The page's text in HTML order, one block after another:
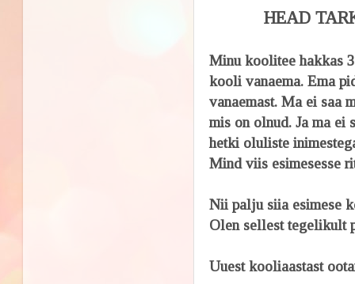
HEAD
Minu koolitee hakkas
kooli vanaema. Ema
vanaemast. Ma ei saa
mis on olnud. Ja ma ei
hetki oluliste
Mind viis esimesesse
Nii palju siia esimese
Olen sellest tegelikult
Uuest kooliaastast